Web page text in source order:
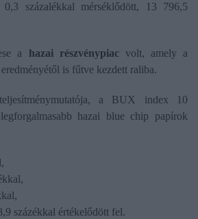
százalékkal mérséklődött, 13 796,5
a hazai részvénypiacvolt, amely a
is fűtve kezdett raliba.
a BUX index 10
hazai blue chip papírok
százékkal értékelődött fel.